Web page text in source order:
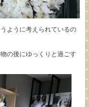
ように考えられているの
の後にゆっくりと過ごす